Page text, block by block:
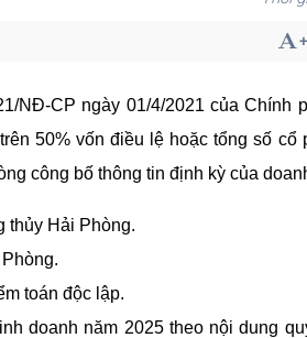
NĐ-CP ngày 01/4/2021 của Chính
50% vốn điều lệ hoặc tổng số cổ
công bố thông tin định kỳ của
thủy Hải Phòng.
toán độc lập.
doanh năm 2025 theo nội dung